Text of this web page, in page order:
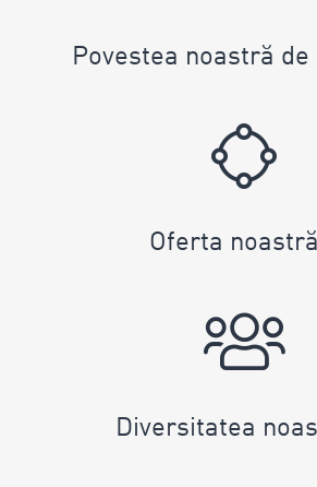
Povestea noastră de
Oferta noastră
Diversitatea